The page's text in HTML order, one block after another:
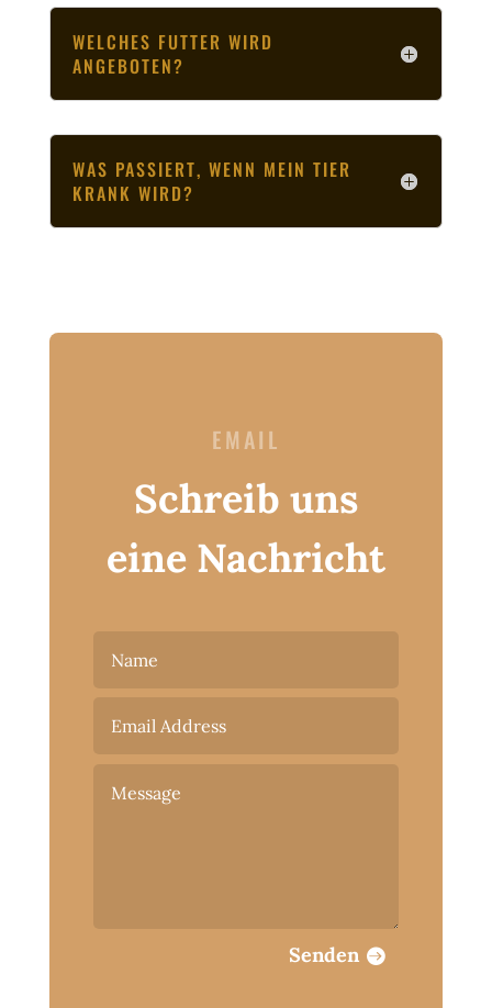
WELCHES FUTTER WIRD
ANGEBOTEN?
WAS PASSIERT, WENN MEIN TIER
KRANK WIRD?
EMAIL
Schreib uns
eine Nachricht
Senden